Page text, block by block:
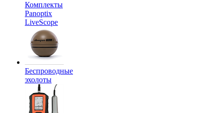
Комплекты
Panoptix
LiveScope
Беспроводные
эхолоты